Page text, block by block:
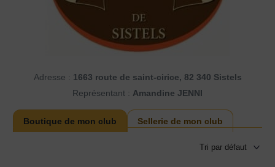
Adresse : 1663 route de saint-cirice, 82 340 Sistels
Représentant : Amandine JENNI
Boutique de mon club Sellerie de mon club